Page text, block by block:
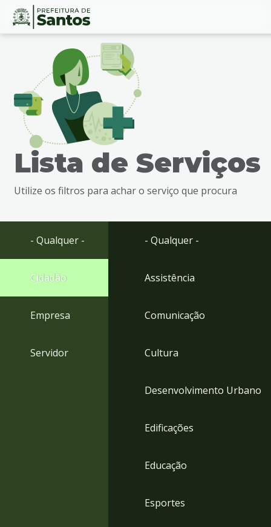
Ir
busca
Ir
rodapé
Conteúdo
Lista de Serviços
Utilize os filtros para achar o serviço que procura
- Qualquer -
Cidadão
Empresa
Servidor
- Qualquer -
Assistência
Comunicação
Cultura
Desenvolvimento Urbano
Edificações
Educação
Esportes